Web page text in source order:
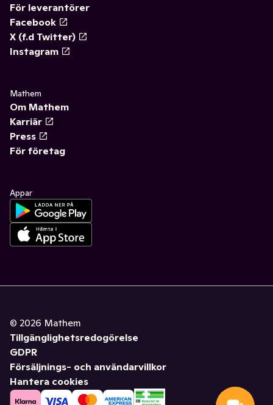
För leverantörer
Facebook
X (f.d Twitter)
Instagram
Mathem
Om Mathem
Karriär
Press
För företag
Appar
© 2026 Mathem
Tillgänglighetsredogörelse
GDPR
Försäljnings- och användarvillkor
Hantera cookies